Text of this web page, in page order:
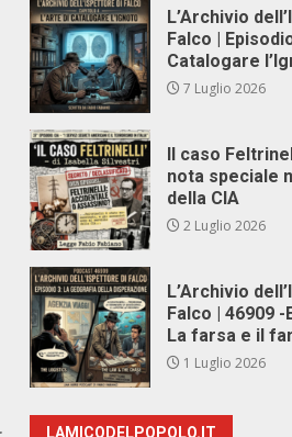
L’Archivio
Falco |
Catalogare
7 Luglio 2026
Il caso
nota speciale
della CIA
2 Luglio 2026
L’Archivio
Falco | 46909 -
La farsa e il
1 Luglio 2026
LAMICODELPOPOLO.IT